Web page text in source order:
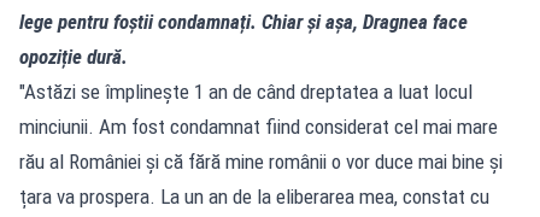
lege pentru foștii condamnați. Chiar și așa, Dragnea face
opoziție dură.
"Astăzi se împlinește 1 an de când dreptatea a luat locul
minciunii. Am fost condamnat fiind considerat cel mai mare
rău al României și că fără mine românii o vor duce mai bine și
țara va prospera. La un an de la eliberarea mea, constat cu